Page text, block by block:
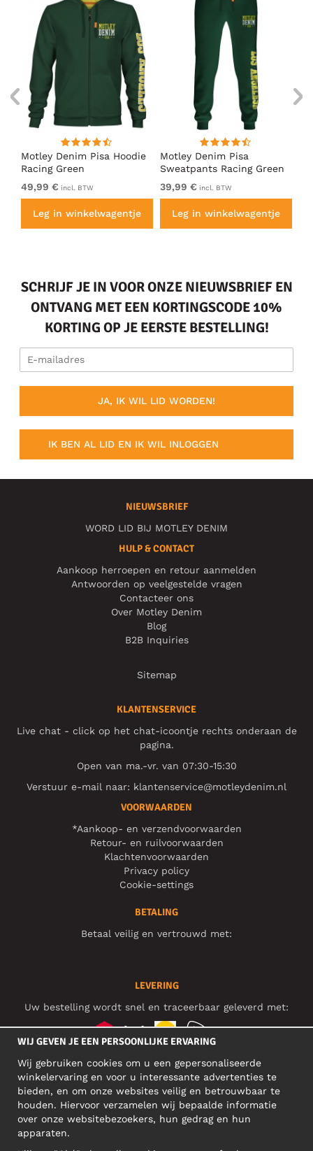
Motley Denim Pisa Hoodie
Racing Green
49,99 € incl. BTW
Leg in winkelwagentje
Motley Denim Pisa
Sweatpants Racing Green
39,99 € incl. BTW
Leg in winkelwagentje
SCHRIJF JE IN VOOR ONZE NIEUWSBRIEF EN
ONTVANG MET EEN KORTINGSCODE 10%
KORTING OP JE EERSTE BESTELLING!
JA, IK WIL LID WORDEN!
IK BEN AL LID EN IK WIL INLOGGEN
NIEUWSBRIEF
WORD LID BIJ MOTLEY DENIM
HULP & CONTACT
Aankoop herroepen en retour aanmelden
Antwoorden op veelgestelde vragen
Contacteer ons
Over Motley Denim
Blog
B2B Inquiries
Sitemap
KLANTENSERVICE
Live chat - click op het chat-icoontje rechts onderaan de
pagina.
Open van ma.-vr. van 07:30-15:30
Verstuur e-mail naar: klantenservice@motleydenim.nl
VOORWAARDEN
*Aankoop- en verzendvoorwaarden
Retour- en ruilvoorwaarden
Klachtenvoorwaarden
Privacy policy
Cookie-settings
BETALING
Betaal veilig en vertrouwd met:
LEVERING
Uw bestelling wordt snel en traceerbaar geleverd met:
SOCIAL MEDIA
BEDRIJFSADRES
WIJ GEVEN JE EEN PERSOONLIJKE ERVARING
Wij gebruiken cookies om u een gepersonaliseerde
winkelervaring en voor u interessante advertenties te
bieden, en om onze websites veilig en betrouwbaar te
houden. Hiervoor verzamelen wij bepaalde informatie
over onze websitebezoekers, hun gedrag en hun
apparaten.